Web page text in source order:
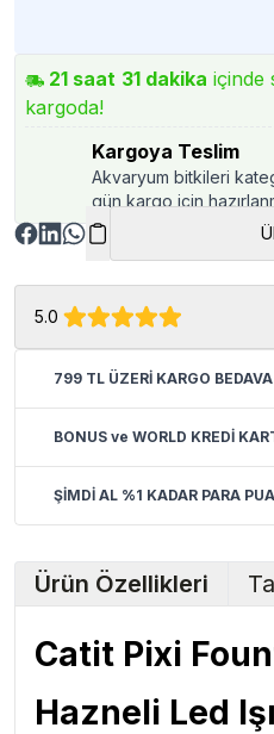
21 saat 31 dakika içinde
kargoda!
Kargoya Teslim
Akvaryum bitkileri
gün kargo için
5.0
799 TL ÜZERİ KARGO BEDAVA
BONUS ve WORLD KREDİ
ŞİMDİ AL %1 KADAR PARA
Ürün Özellikleri
Catit Pixi
Hazneli Led